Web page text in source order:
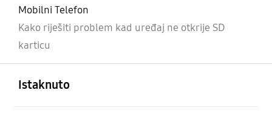
Mobilni Telefon
Kako riješiti problem kad uređaj ne otkrije SD
karticu
Istaknuto